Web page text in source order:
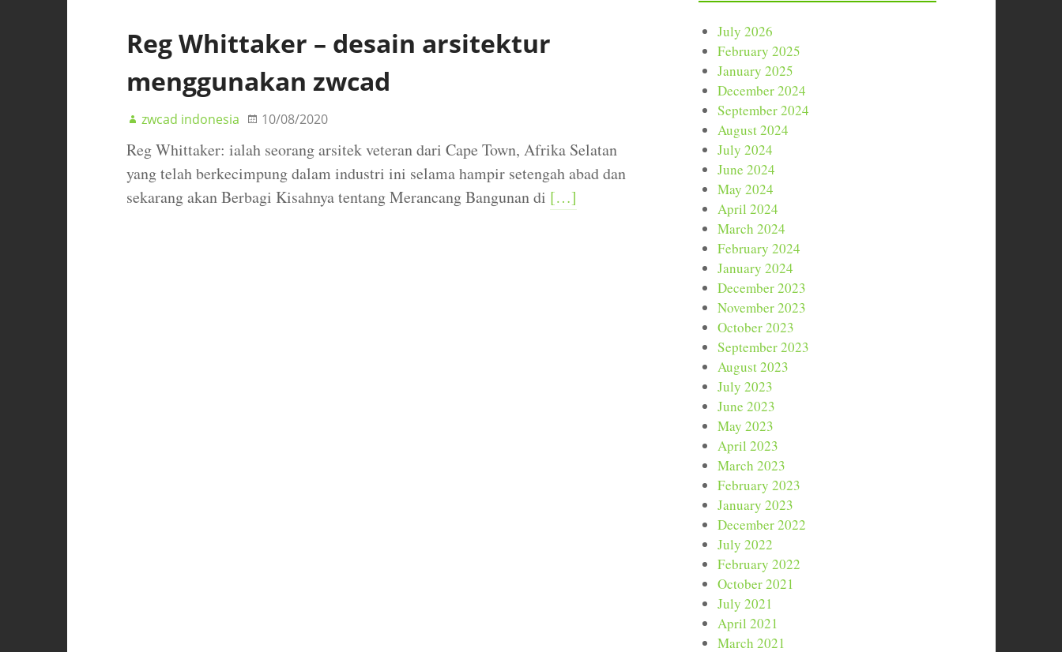
Reg Whittaker – desain arsitektur
menggunakan zwcad
zwcad indonesia 10/08/2020
Reg Whittaker: ialah seorang arsitek veteran dari Cape Town, Afrika Selatan
yang telah berkecimpung dalam industri ini selama hampir setengah abad dan
sekarang akan Berbagi Kisahnya tentang Merancang Bangunan di […]
July 2026
February 2025
January 2025
December 2024
September 2024
August 2024
July 2024
June 2024
May 2024
April 2024
March 2024
February 2024
January 2024
December 2023
November 2023
October 2023
September 2023
August 2023
July 2023
June 2023
May 2023
April 2023
March 2023
February 2023
January 2023
December 2022
July 2022
February 2022
October 2021
July 2021
April 2021
March 2021